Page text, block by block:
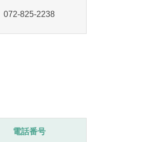
072-825-2238
電話番号